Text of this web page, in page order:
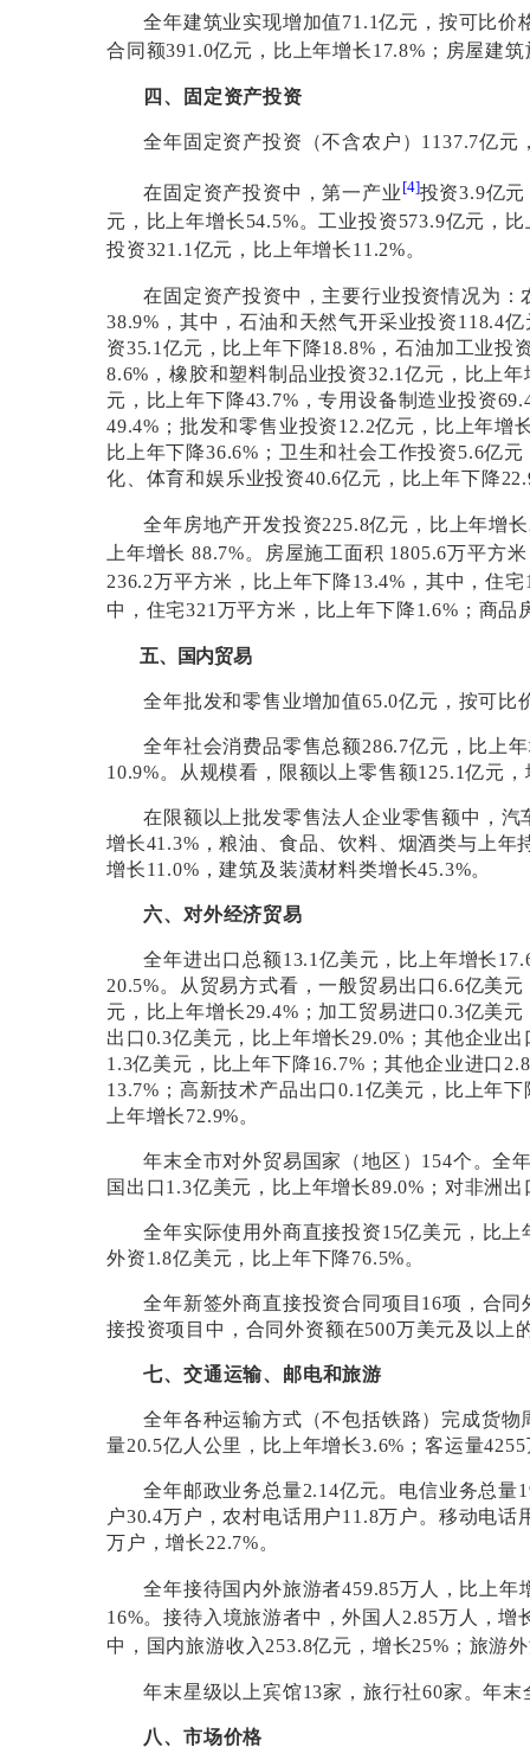
全年建筑业实现增加值71.1亿元，按可比价
合同额391.0亿元，比上年增长17.8% ；房屋建
四、固定资产投资
全年固定资产投资（不含农户） 1137.7亿元
在固定资产投资中，第一产业 [4]投资3.9亿元
元，比上年增长54.5%。工业投资573.9亿元，
投资321.1 亿元，比上年增长11.2%。
在固定资产投资中，主要行业投资情况为：
38.9% ，其中，石油和天然气开采业投资118.4亿
资35.1亿元，比上年下降18.8% ，石油加工业投
8.6% ，橡胶和塑料制品业投资32.1亿元，比上年
元，比上年下降43.7% ，专用设备制造业投资
49.4% ；批发和零售业投资12.2亿元，比上年增
比上年下降36.6% ；卫生和社会工作投资5.6亿元
化、体育和娱乐业投资40.6亿元，比上年下降
全年房地产开发投资225.8亿元，比上年增长
上年增长 88.7%。房屋施工面积 1805.6万平方
236.2万平方米，比上年下降13.4% ，其中，住宅
中，住宅321 万平方米，比上年下降1.6% ；商品
五、国内贸易
全年批发和零售业增加值65.0亿元，按可比
全年社会消费品零售总额286.7亿元，比上
10.9%。 从规模看，限额以上零售额125.1亿元，
在限额以上批发零售法人企业零售额中，汽
增长41.3% ，粮油、食品、饮料、烟酒类与上年
增长11.0% ，建筑及装潢材料类增长45.3%。
六、对外经济贸易
全年进出口总额13.1 亿美元，比上年增长
20.5%。从贸易方式看，一般贸易出口6.6亿美元
元，比上年增长29.4% ；加工贸易进口0.3亿美元
出口0.3亿美元，比上年增长29.0% ；其他企业出
1.3亿美元，比上年下降16.7% ；其他企业进口 2.8
13.7% ；高新技术产品出口0.1 亿美元，比上年下
上年增长72.9%。
年末全市对外贸易国家（地区） 154个。全
国出口1.3亿美元，比上年增长89.0% ；对非洲出
全年实际使用外商直接投资15亿美元，比上
外资1.8亿美元，比上年下降76.5%。
全年新签外商直接投资合同项目 16项，合同
接投资项目中，合同外资额在500万美元及以上
七、交通运输、邮电和旅游
全年各种运输方式（不包括铁路）完成货物
量20.5亿人公里，比上年增长3.6% ；客运量4255
全年邮政业务总量2.14亿元。电信业务总量
户30.4万户，农村电话用户11.8万户。移动电话
万户，增长22.7%。
全年接待国内外旅游者459.85万人，比上年
16%。接待入境旅游者中，外国人 2.85万人，增
中，国内旅游收入 253.8亿元，增长25% ；旅游
年末星级以上宾馆13家，旅行社60家。年末
八、市场价格